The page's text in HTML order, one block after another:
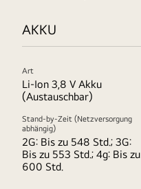
AKKU
Art
Li-Ion 3,8 V Akku
(Austauschbar)
Stand-by-Zeit (Netzversorgung
abhängig)
2G: Bis zu 548 Std.; 3G:
Bis zu 553 Std.; 4g: Bis zu
600 Std.